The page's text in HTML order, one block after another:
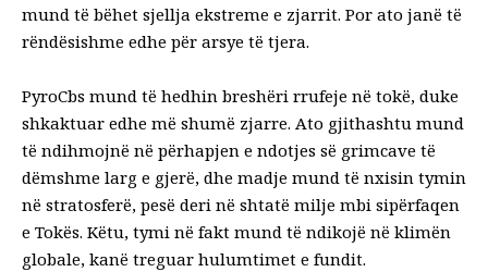
mund të bëhet sjellja ekstreme e zjarrit. Por ato janë të
rëndësishme edhe për arsye të tjera.
PyroCbs mund të hedhin breshëri rrufeje në tokë, duke
shkaktuar edhe më shumë zjarre. Ato gjithashtu mund
të ndihmojnë në përhapjen e ndotjes së grimcave të
dëmshme larg e gjerë, dhe madje mund të nxisin tymin
në stratosferë, pesë deri në shtatë milje mbi sipërfaqen
e Tokës. Këtu, tymi në fakt mund të ndikojë në klimën
globale, kanë treguar hulumtimet e fundit.